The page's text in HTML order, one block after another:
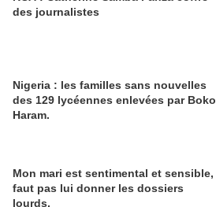
des journalistes
Nigeria : les familles sans nouvelles
des 129 lycéennes enlevées par Boko
Haram.
Mon mari est sentimental et sensible,
faut pas lui donner les dossiers
lourds.